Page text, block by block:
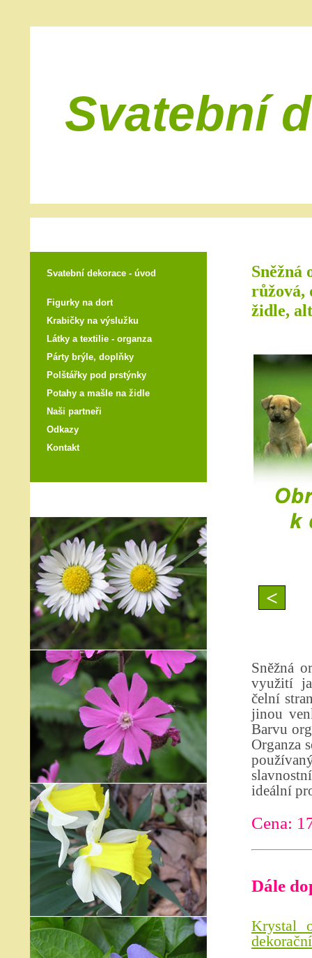
Svatební
Svatební dekorace - úvod
Figurky na dort
Krabičky na výslužku
Látky a textilie - organza
Párty brýle, doplňky
Polštářky pod prstýnky
Potahy a mašle na židle
Naši partneři
Odkazy
Kontakt
Sněžná
růžová,
židle,
<
Sněžná
využití
čelní
jinou
Barvu
Organza
ideální
Cena:
Dále
Krystal